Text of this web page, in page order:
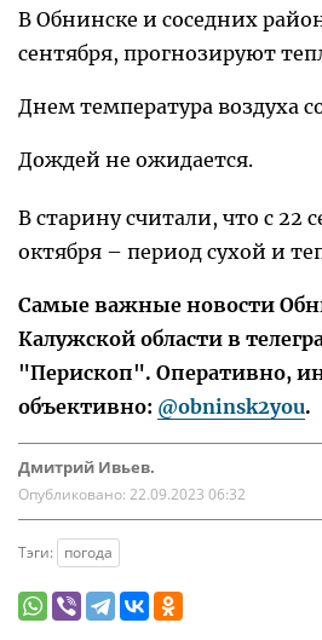
В Обнинске и соседних
сентября, прогнозируют
Днем температура воздуха
Дождей не ожидается.
В старину считали, что с 22
октября – период сухой и
Самые важные новости
Калужской области в
"Перископ". Оперативно,
объективно: @obninsk2you.
Дмитрий Ивьев.
Опубликовано: 22.09.2023 06:32
Тэги: погода